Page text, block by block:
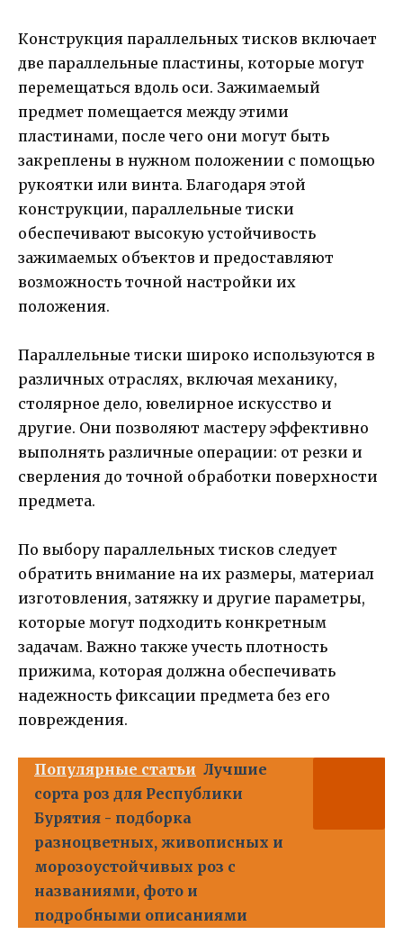
Конструкция параллельных тисков включает
две параллельные пластины, которые могут
перемещаться вдоль оси. Зажимаемый
предмет помещается между этими
пластинами, после чего они могут быть
закреплены в нужном положении с помощью
рукоятки или винта. Благодаря этой
конструкции, параллельные тиски
обеспечивают высокую устойчивость
зажимаемых объектов и предоставляют
возможность точной настройки их
положения.
Параллельные тиски широко используются в
различных отраслях, включая механику,
столярное дело, ювелирное искусство и
другие. Они позволяют мастеру эффективно
выполнять различные операции: от резки и
сверления до точной обработки поверхности
предмета.
По выбору параллельных тисков следует
обратить внимание на их размеры, материал
изготовления, затяжку и другие параметры,
которые могут подходить конкретным
задачам. Важно также учесть плотность
прижима, которая должна обеспечивать
надежность фиксации предмета без его
повреждения.
Популярные статьи Лучшие
сорта роз для Республики
Бурятия - подборка
разноцветных, живописных и
морозоустойчивых роз с
названиями, фото и
подробными описаниями